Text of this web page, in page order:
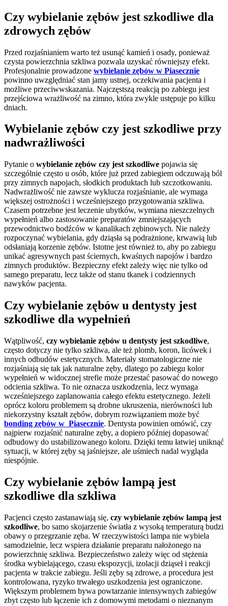
Czy wybielanie zębów jest szkodliwe dla
zdrowych zębów
Przed rozjaśnianiem warto też usunąć kamień i osady, ponieważ
czysta powierzchnia szkliwa pozwala uzyskać równiejszy efekt.
Profesjonalnie prowadzone wybielanie zębów w Piasecznie
powinno uwzględniać stan jamy ustnej, oczekiwania pacjenta i
możliwe przeciwwskazania. Najczęstszą reakcją po zabiegu jest
przejściowa wrażliwość na zimno, która zwykle ustępuje po kilku
dniach.
Wybielanie zębów czy jest szkodliwe przy
nadwrażliwości
Pytanie o wybielanie zębów czy jest szkodliwe pojawia się
szczególnie często u osób, które już przed zabiegiem odczuwają ból
przy zimnych napojach, słodkich produktach lub szczotkowaniu.
Nadwrażliwość nie zawsze wyklucza rozjaśnianie, ale wymaga
większej ostrożności i wcześniejszego przygotowania szkliwa.
Czasem potrzebne jest leczenie ubytków, wymiana nieszczelnych
wypełnień albo zastosowanie preparatów zmniejszających
przewodnictwo bodźców w kanalikach zębinowych. Nie należy
rozpoczynać wybielania, gdy dziąsła są podrażnione, krwawią lub
odsłaniają korzenie zębów. Istotne jest również to, aby po zabiegu
unikać agresywnych past ściernych, kwaśnych napojów i bardzo
zimnych produktów. Bezpieczny efekt zależy więc nie tylko od
samego preparatu, lecz także od stanu tkanek i codziennych
nawyków pacjenta.
Czy wybielanie zębów u dentysty jest
szkodliwe dla wypełnień
Wątpliwość, czy wybielanie zębów u dentysty jest szkodliwe,
często dotyczy nie tylko szkliwa, ale też plomb, koron, licówek i
innych odbudów estetycznych. Materiały stomatologiczne nie
rozjaśniają się tak jak naturalne zęby, dlatego po zabiegu kolor
wypełnień w widocznej strefie może przestać pasować do nowego
odcienia szkliwa. To nie oznacza uszkodzenia, lecz wymaga
wcześniejszego zaplanowania całego efektu estetycznego. Jeżeli
oprócz koloru problemem są drobne ukruszenia, nierówności lub
niekorzystny kształt zębów, dobrym rozwiązaniem może być
bonding zębów w Piasecznie. Dentysta powinien omówić, czy
najpierw rozjaśnić naturalne zęby, a dopiero później dopasować
odbudowy do ustabilizowanego koloru. Dzięki temu łatwiej uniknąć
sytuacji, w której zęby są jaśniejsze, ale uśmiech nadal wygląda
niespójnie.
Czy wybielanie zębów lampą jest
szkodliwe dla szkliwa
Pacjenci często zastanawiają się, czy wybielanie zębów lampą jest
szkodliwe, bo samo skojarzenie światła z wysoką temperaturą budzi
obawy o przegrzanie zęba. W rzeczywistości lampa nie wybiela
samodzielnie, lecz wspiera działanie preparatu nałożonego na
powierzchnię szkliwa. Bezpieczeństwo zależy więc od stężenia
środka wybielającego, czasu ekspozycji, izolacji dziąseł i reakcji
pacjenta w trakcie zabiegu. Jeśli zęby są zdrowe, a procedura jest
kontrolowana, ryzyko trwałego uszkodzenia jest ograniczone.
Większym problemem bywa powtarzanie intensywnych zabiegów
zbyt często lub łączenie ich z domowymi metodami o nieznanym